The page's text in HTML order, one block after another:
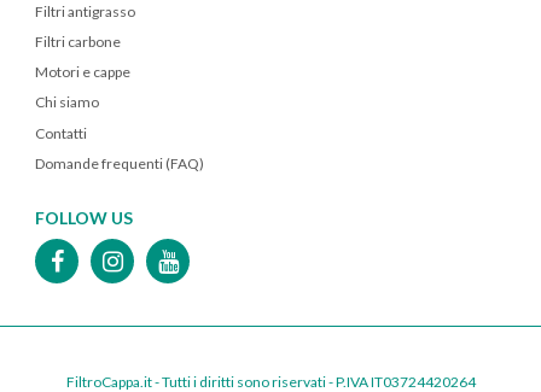
Filtri antigrasso
Filtri carbone
Motori e cappe
Chi siamo
Contatti
Domande frequenti (FAQ)
FOLLOW US
FiltroCappa.it - Tutti i diritti sono riservati - P.IVA IT03724420264